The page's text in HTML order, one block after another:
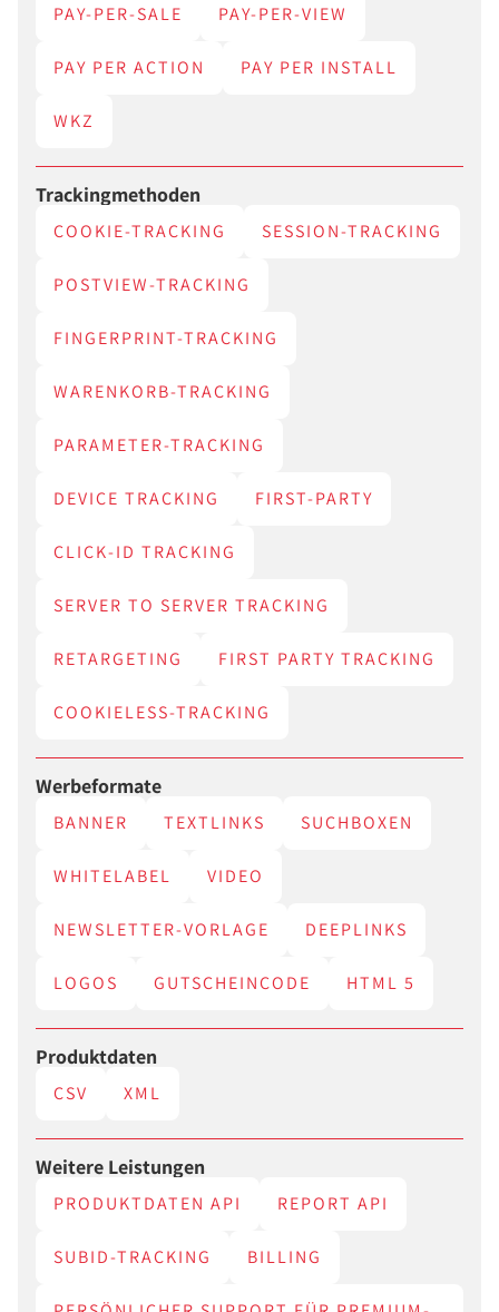
PAY-PER-SALE PAY-PER-VIEW
PAY PER ACTION PAY PER INSTALL
WKZ
Trackingmethoden
COOKIE-TRACKING SESSION-TRACKING
POSTVIEW-TRACKING
FINGERPRINT-TRACKING
WARENKORB-TRACKING
PARAMETER-TRACKING
DEVICE TRACKING FIRST-PARTY
CLICK-ID TRACKING
SERVER TO SERVER TRACKING
RETARGETING FIRST PARTY TRACKING
COOKIELESS-TRACKING
Werbeformate
BANNER TEXTLINKS SUCHBOXEN
WHITELABEL VIDEO
NEWSLETTER-VORLAGE DEEPLINKS
LOGOS GUTSCHEINCODE HTML 5
Produktdaten
CSV XML
Weitere Leistungen
PRODUKTDATEN API REPORT API
SUBID-TRACKING BILLING